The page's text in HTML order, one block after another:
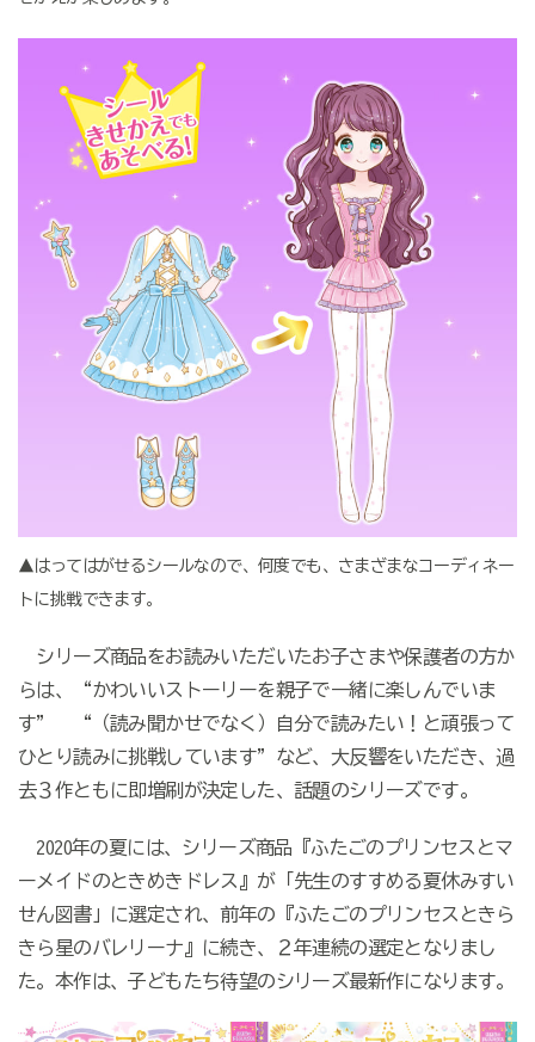
▲はってはがせるシールなので、何度でも、さまざまなコーディネー
トに挑戦できます。
シリーズ商品をお読みいただいたお子さまや保護者の方か
らは、“かわいいストーリーを親子で一緒に楽しんでいま
す” “（読み聞かせでなく）自分で読みたい！と頑張って
ひとり読みに挑戦しています”など、大反響をいただき、過
去３作ともに即増刷が決定した、話題のシリーズです。
2020年の夏には、シリーズ商品『ふたごのプリンセスとマ
ーメイドのときめきドレス』が「先生のすすめる夏休みすい
せん図書」に選定され、前年の『ふたごのプリンセスときら
きら星のバレリーナ』に続き、２年連続の選定となりまし
た。本作は、子どもたち待望のシリーズ最新作になります。